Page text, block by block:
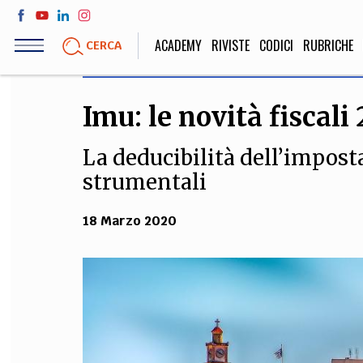
Salta
contenuto
CERCA ACADEMY RIVISTE CODICI RUBRICHE
LIFE STYLE
Sport, Cucina, Viaggi,
Moda
SOCIETÀ
Politica,
Educazione,
STORIA E
Scienze
umanistiche,
Imu: le novità fiscali
La deducibilità
strumentali
18 Marzo 2020